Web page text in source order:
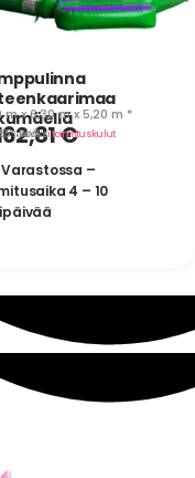
m x 6,30 m x 5,20 m *
€
% ALV
· lisäksitoimituskulut
Varastossa –
4 – 10